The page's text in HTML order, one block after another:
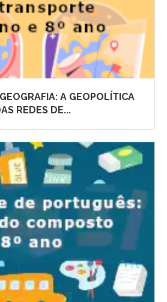
A GEOPOLÍTICA
REDES DE...